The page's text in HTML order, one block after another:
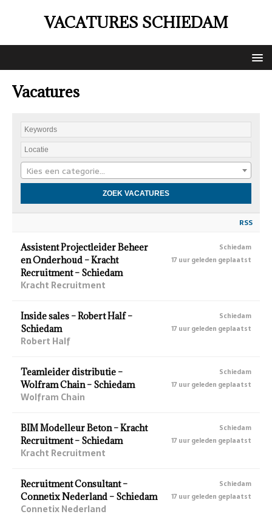
VACATURES SCHIEDAM
Vacatures
Kies een categorie…
RSS
Assistent Projectleider Beheer
en Onderhoud – Kracht
Recruitment – Schiedam
Kracht Recruitment
Schiedam
17 uur geleden geplaatst
Inside sales – Robert Half –
Schiedam
Robert Half
Schiedam
17 uur geleden geplaatst
Teamleider distributie –
Wolfram Chain – Schiedam
Wolfram Chain
Schiedam
17 uur geleden geplaatst
BIM Modelleur Beton – Kracht
Recruitment – Schiedam
Kracht Recruitment
Schiedam
17 uur geleden geplaatst
Recruitment Consultant –
Connetix Nederland – Schiedam
Connetix Nederland
Schiedam
17 uur geleden geplaatst